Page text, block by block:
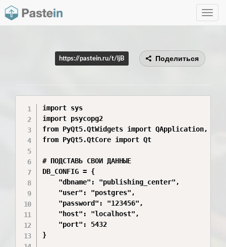
Toggle
https://pastein.ru/t/ljB Поделиться
import sys
import psycopg2
from PyQt5.QtWidgets import QApplication,
from PyQt5.QtCore import Qt
# ПОДСТАВЬ СВОИ ДАННЫЕ
DB_CONFIG = {
    "dbname": "publishing_center",
    "user": "postgres",
    "password": "123456",
    "host": "localhost",
    "port": 5432
}